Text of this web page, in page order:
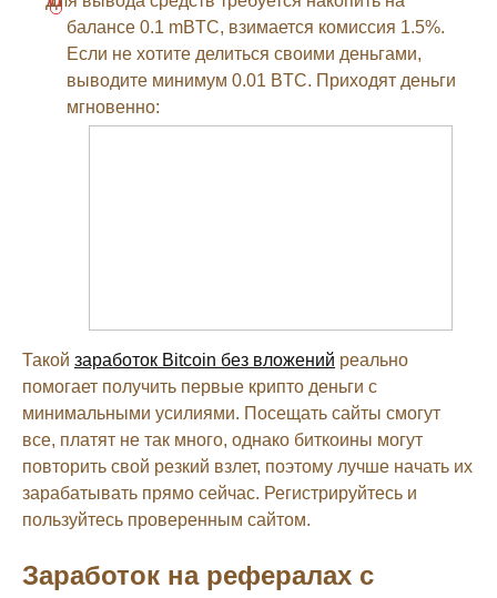
балансе 0.1 mBTC, взимается комиссия 1.5%.
Если не хотите делиться своими деньгами,
выводите минимум 0.01 BTC. Приходят деньги
мгновенно:
Такой заработок Bitcoin без вложений реально
помогает получить первые крипто деньги с
минимальными усилиями. Посещать сайты смогут
все, платят не так много, однако биткоины могут
повторить свой резкий взлет, поэтому лучше начать их
зарабатывать прямо сейчас. Регистрируйтесь и
пользуйтесь проверенным сайтом.
Заработок на рефералах с